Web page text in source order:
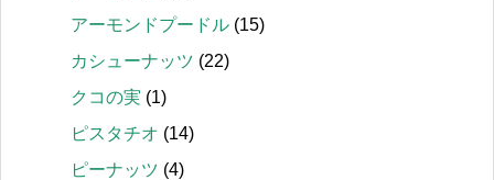
アーモンドプードル (15)
カシューナッツ (22)
クコの実 (1)
ピスタチオ (14)
ピーナッツ (4)